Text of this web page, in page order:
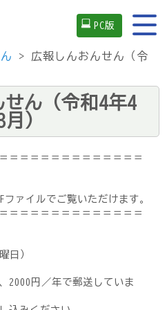
PC版
> 広報しんおんせん（令
ん（令和4年4
）
＝＝＝＝＝＝＝＝＝＝＝＝＝
ァイルでご覧いただけます。
＝＝＝＝＝＝＝＝＝＝＝＝＝
日）
2000円／年で郵送していま